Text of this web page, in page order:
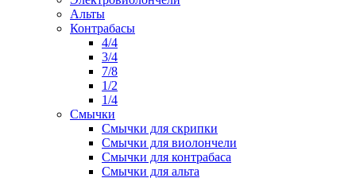
Альты
Контрабасы
4/4
3/4
7/8
1/2
1/4
Смычки
Смычки для скрипки
Смычки для виолончели
Смычки для контрабаса
Смычки для альта